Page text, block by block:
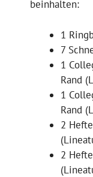
beinhalten:
1
7
1
Rand
1
Rand
2
2